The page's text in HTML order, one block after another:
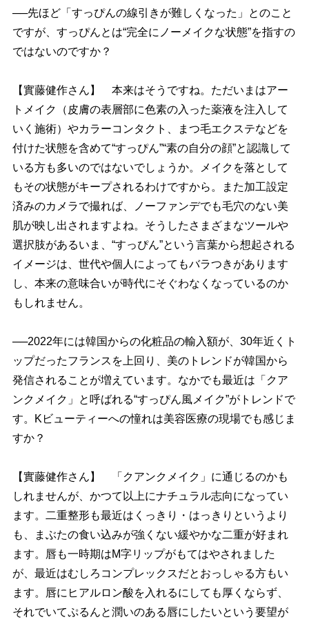
──先ほど「すっぴんの線引きが難しくなった」とのこと
ですが、すっぴんとは“完全にノーメイクな状態”を指すの
ではないのですか？
【實藤健作さん】 本来はそうですね。ただいまはアー
トメイク（皮膚の表層部に色素の入った薬液を注入して
いく施術）やカラーコンタクト、まつ毛エクステなどを
付けた状態を含めて“すっぴん”“素の自分の顔”と認識して
いる方も多いのではないでしょうか。メイクを落として
もその状態がキープされるわけですから。また加工設定
済みのカメラで撮れば、ノーファンデでも毛穴のない美
肌が映し出されますよね。そうしたさまざまなツール
選択肢があるいま、“すっぴん”という言葉から想起される
イメージは、世代や個人によってもバラつきがあります
し、本来の意味合いが時代にそぐわなくなっているのか
もしれません。
──2022年には韓国からの化粧品の輸入額が、30年近くト
ップだったフランスを上回り、美のトレンドが韓国から
発信されることが増えています。なかでも最近は「クア
ンクメイク」と呼ばれる“すっぴん風メイク”がトレンドで
す。Kビューティーへの憧れは美容医療の現場でも感じま
すか？
【實藤健作さん】 「クアンクメイク」に通じるのかも
しれませんが、かつて以上にナチュラル志向になってい
ます。二重整形も最近はくっきり・はっきりというより
も、まぶたの食い込みが強くない緩やかな二重が好まれ
ます。唇も一時期はM字リップがもてはやされました
が、最近はむしろコンプレックスだとおっしゃる方もい
ます。唇にヒアルロン酸を入れるにしても厚くならず、
それでいてぷるんと潤いのある唇にしたいという要望が